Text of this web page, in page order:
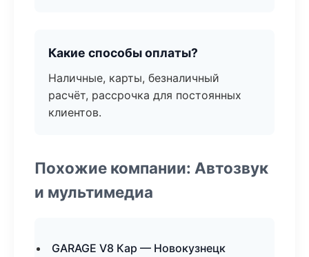
Какие способы оплаты?
Наличные, карты, безналичный
расчёт, рассрочка для постоянных
клиентов.
Похожие компании: Автозвук
и мультимедиа
GARAGE V8 Кар — Новокузнецк